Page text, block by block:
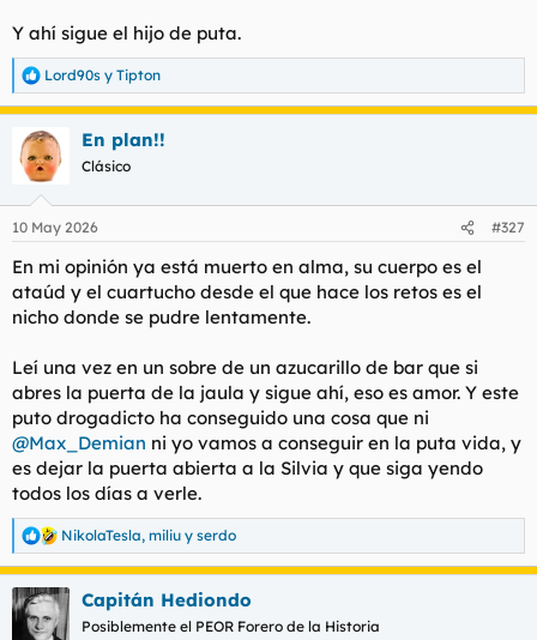
t
m
a
o
Y ahí sigue el hijo de puta.
R
e
a
c
c
e
:
Lord90s y Tipton
En plan!!
Clásico
10 May 2026 #327
En mi opinión ya está muerto en alma, su cuerpo es el
ataúd y el cuartucho desde el que hace los retos es el
nicho donde se pudre lentamente.
Leí una vez en un sobre de un azucarillo de bar que si
abres la puerta de la jaula y sigue ahí, eso es amor. Y este
puto drogadicto ha conseguido una cosa que ni
@Max_Demian ni yo vamos a conseguir en la puta vida, y
es dejar la puerta abierta a la Silvia y que siga yendo
todos los días a verle.
R
e
a
c
c
NikolaTesla, miliu y serdo
Capitán Hediondo
Posiblemente el PEOR Forero de la Historia